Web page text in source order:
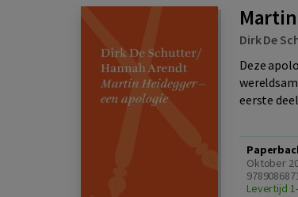
Dirk De
Deze
eerste
Oktober
Levertijd